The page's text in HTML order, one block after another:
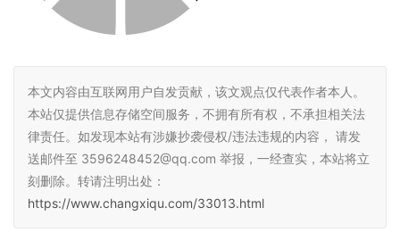
本文内容由互联网用户自发贡献，该文观点仅代表作者本人。
本站仅提供信息存储空间服务，不拥有所有权，不承担相关法
律责任。如发现本站有涉嫌抄袭侵权/违法违规的内容， 请发
送邮件至 3596248452@qq.com 举报，一经查实，本站将立
刻删除。转请注明出处：
https://www.changxiqu.com/33013.html